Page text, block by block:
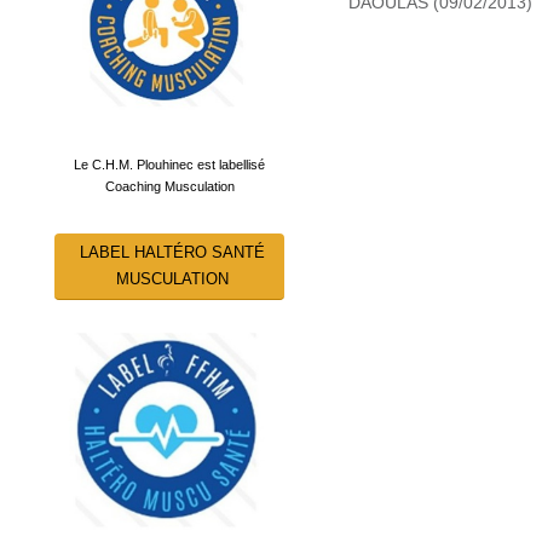
Le C.H.M. Plouhinec est labellisé
Coaching Musculation
LABEL HALTÉRO SANTÉ
MUSCULATION